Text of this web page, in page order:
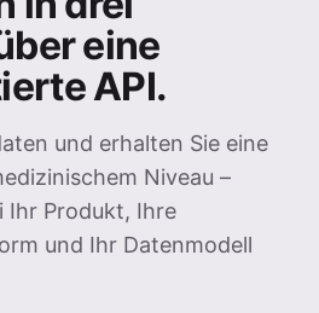
eine
API.
und erhalten Sie eine
Niveau –
Ihr Produkt, Ihre
und Ihr Datenmodell